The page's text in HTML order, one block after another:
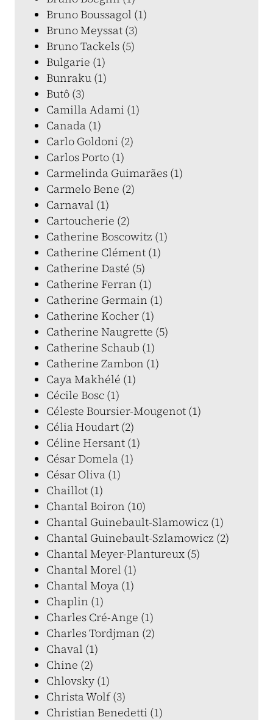
Bruno Boussagol (1)
Bruno Meyssat (3)
Bruno Tackels (5)
Bulgarie (1)
Bunraku (1)
Butô (3)
Camilla Adami (1)
Canada (1)
Carlo Goldoni (2)
Carlos Porto (1)
Carmelinda Guimarães (1)
Carmelo Bene (2)
Carnaval (1)
Cartoucherie (2)
Catherine Boscowitz (1)
Catherine Clément (1)
Catherine Dasté (5)
Catherine Ferran (1)
Catherine Germain (1)
Catherine Kocher (1)
Catherine Naugrette (5)
Catherine Schaub (1)
Catherine Zambon (1)
Caya Makhélé (1)
Cécile Bosc (1)
Céleste Boursier-Mougenot (1)
Célia Houdart (2)
Céline Hersant (1)
César Domela (1)
César Oliva (1)
Chaillot (1)
Chantal Boiron (10)
Chantal Guinebault-Slamowicz (1)
Chantal Guinebault-Szlamowicz (2)
Chantal Meyer-Plantureux (5)
Chantal Morel (1)
Chantal Moya (1)
Chaplin (1)
Charles Cré-Ange (1)
Charles Tordjman (2)
Chaval (1)
Chine (2)
Chlovsky (1)
Christa Wolf (3)
Christian Benedetti (1)